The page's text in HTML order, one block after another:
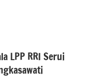
LPP RRI Serui